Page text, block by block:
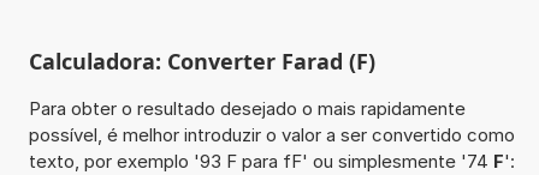
Calculadora: Converter Farad (F)
Para obter o resultado desejado o mais rapidamente
possível, é melhor introduzir o valor a ser convertido como
texto, por exemplo '93 F para fF' ou simplesmente '74 F':